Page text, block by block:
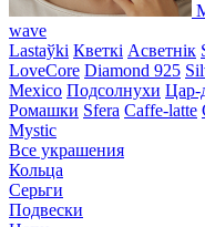
wave
Lastaўki Кветкі Асветнiк
LoveCore Diamond 925
Mexico Подсолнухи Цар-
Ромашки Sfera Caffe-latte
Mystic
Все украшения
Кольца
Серьги
Подвески